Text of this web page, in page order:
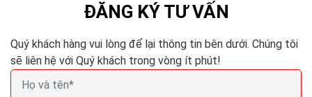
ĐĂNG KÝ TƯ VẤN
Quý khách hàng vui lòng để lại thông tin bên dưới. Chúng tôi
sẽ liên hệ với Quý khách trong vòng ít phút!